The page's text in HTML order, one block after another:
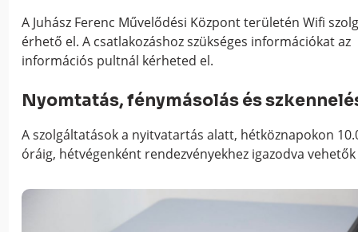
A Juhász Ferenc Művelődési Központ területén Wifi
érhető el. A csatlakozáshoz szükséges információkat az
információs pultnál kérheted el.
Nyomtatás, fénymásolás és
A szolgáltatások a nyitvatartás alatt, hétköznapokon
óráig, hétvégenként rendezvényekhez igazodva